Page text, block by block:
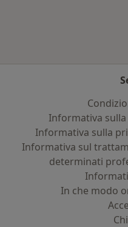
Informativa
Informativa sulla
Informativa sul
determinati
In che modo